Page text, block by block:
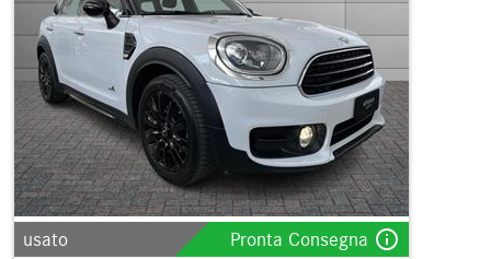
usato Pronta Consegna info_outline